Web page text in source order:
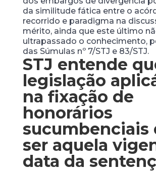
da similitude fática entre o
recorrido e paradigma na
mérito, ainda que este último
ultrapassado o conhecimento,
das Súmulas nº 7/STJ e 83/STJ.
STJ entende
legislação
na fixação de
honorários
sucumbenciais
ser aquela
data da